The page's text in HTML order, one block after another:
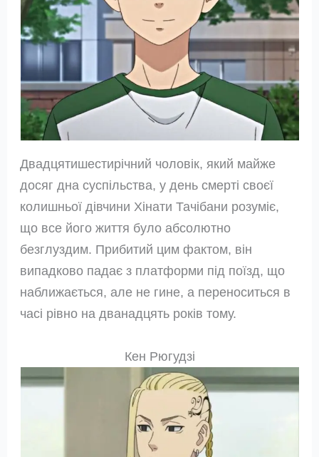
Двадцятишестирічний чоловік, який майже
досяг дна суспільства, у день смерті своєї
колишньої дівчини Хінати Тачібани розуміє,
що все його життя було абсолютно
безглуздим. Прибитий цим фактом, він
випадково падає з платформи під поїзд, що
наближається, але не гине, а переноситься в
часі рівно на дванадцять років тому.
Кен Рюгудзі